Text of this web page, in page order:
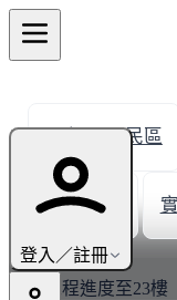
登入／註冊
← 返回三民區
生活機能
最新
建案工程進度至23樓